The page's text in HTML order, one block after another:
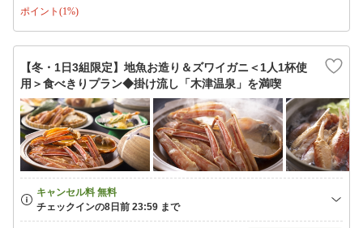
ポイント(1%)
【冬・1日3組限定】地魚お造り＆ズワイガニ＜1人1杯使
用＞食べきりプラン◆掛け流し「木津温泉」を満喫